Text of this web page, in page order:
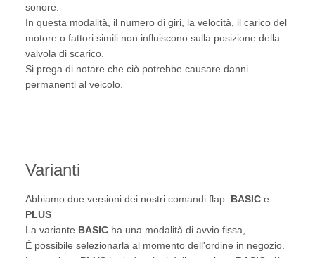
sonore.
In questa modalità, il numero di giri, la velocità, il carico del
motore o fattori simili non influiscono sulla posizione della
valvola di scarico.
Si prega di notare che ciò potrebbe causare danni
permanenti al veicolo.
Varianti
Abbiamo due versioni dei nostri comandi flap: BASIC e
PLUS
La variante BASIC ha una modalità di avvio fissa,
È possibile selezionarla al momento dell'ordine in negozio.